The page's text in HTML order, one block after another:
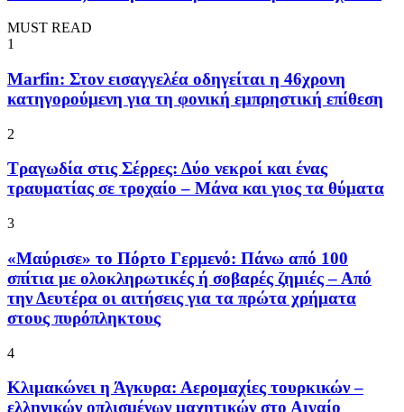
MUST READ
1
Marfin: Στον εισαγγελέα οδηγείται η 46χρονη
κατηγορούμενη για τη φονική εμπρηστική επίθεση
2
Τραγωδία στις Σέρρες: Δύο νεκροί και ένας
τραυματίας σε τροχαίο – Μάνα και γιος τα θύματα
3
«Μαύρισε» το Πόρτο Γερμενό: Πάνω από 100
σπίτια με ολοκληρωτικές ή σοβαρές ζημιές – Από
την Δευτέρα οι αιτήσεις για τα πρώτα χρήματα
στους πυρόπληκτους
4
Κλιμακώνει η Άγκυρα: Αερομαχίες τουρκικών –
ελληνικών οπλισμένων μαχητικών στο Αιγαίο